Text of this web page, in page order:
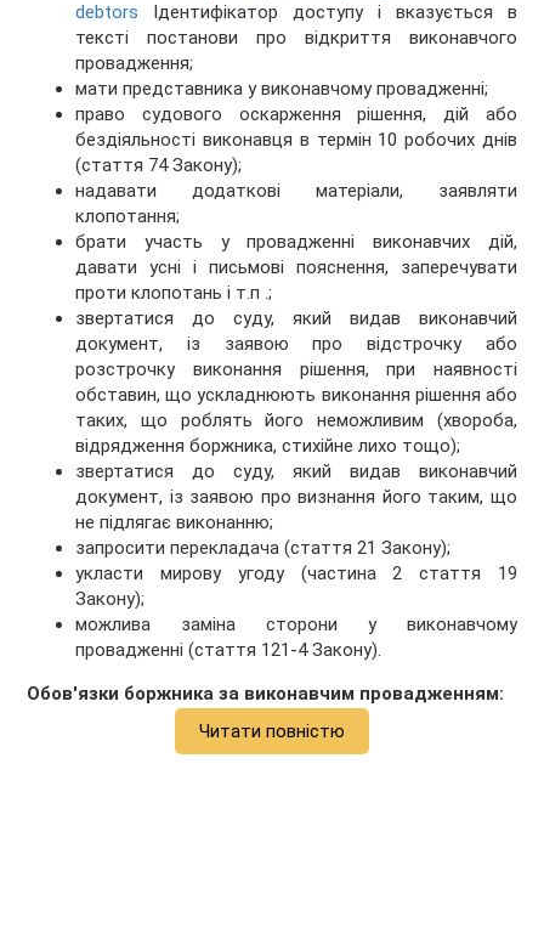
debtors Ідентифікатор доступу і вказується в
тексті постанови про відкриття виконавчого
провадження;
мати представника у виконавчому провадженні;
право судового оскарження рішення, дій або
бездіяльності виконавця в термін 10 робочих днів
(стаття 74 Закону);
надавати додаткові матеріали, заявляти
клопотання;
брати участь у провадженні виконавчих дій,
давати усні і письмові пояснення, заперечувати
проти клопотань і т.п .;
звертатися до суду, який видав виконавчий
документ, із заявою про відстрочку або
розстрочку виконання рішення, при наявності
обставин, що ускладнюють виконання рішення або
таких, що роблять його неможливим (хвороба,
відрядження боржника, стихійне лихо тощо);
звертатися до суду, який видав виконавчий
документ, із заявою про визнання його таким, що
не підлягає виконанню;
запросити перекладача (стаття 21 Закону);
укласти мирову угоду (частина 2 стаття 19
Закону);
можлива заміна сторони у виконавчому
провадженні (стаття 121-4 Закону).
Обов'язки боржника за виконавчим провадженням:
Читати повністю